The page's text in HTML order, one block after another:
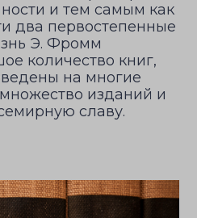
и тем самым как
два первостепенные
Э. Фромм
количество книг,
на многие
изданий и
славу.